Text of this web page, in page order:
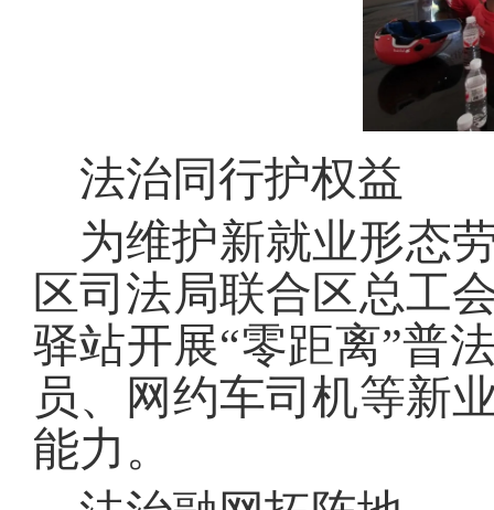
法治同行护权益
为维护新就业形态
区司法局联合区总工
驿站开展“零距离”普
员、网约车司机等新
能力。